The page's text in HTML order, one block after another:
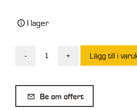
I lager
-
50
×
+ Lägg till i
Be om offert